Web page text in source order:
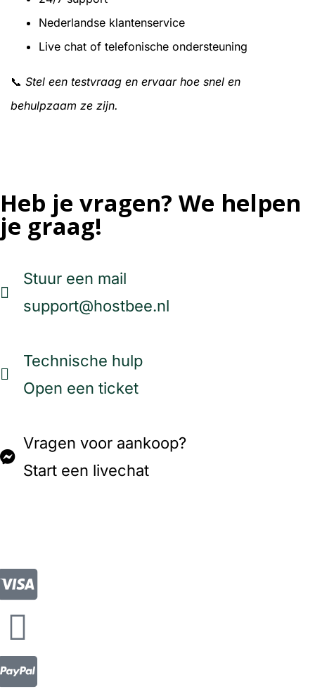
Nederlandse klantenservice
Live chat of telefonische ondersteuning
📞 Stel een testvraag en ervaar hoe snel en
behulpzaam ze zijn.
Heb je vragen? We helpen
je graag!
Stuur een mail
support@hostbee.nl
Technische hulp
Open een ticket
Vragen voor aankoop?
Start een livechat